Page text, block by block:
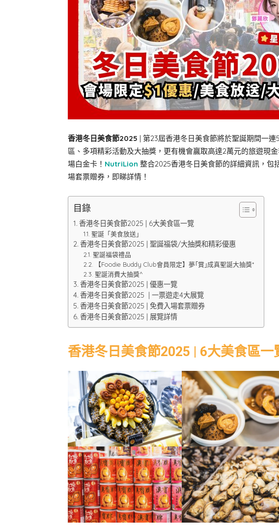
香港冬日美食節2025 | 第23屆香港冬日美食節將於聖誕期間一
區、多項精彩活動及大抽獎，更有機會贏取高達2萬元的旅遊現
場白金卡！ NutriLion 整合2025香港冬日美食節的詳細資訊，包
場套票贈券，即睇詳情！
目錄
香港冬日美食節2025 | 6大美食區一覽
聖誕「美食放送」
香港冬日美食節2025 | 聖誕福袋/大抽獎和精彩優惠
聖誕福袋禮品
【Foodie Buddy Club會員限定】夢｢賞｣成真聖誕大抽獎*
聖誕消費大抽獎^
香港冬日美食節2025 | 優惠一覽
香港冬日美食節2025 | 一票遊走4大展覽
香港冬日美食節2025 | 免費入場套票贈券
香港冬日美食節2025 | 展覽詳情
香港冬日美食節2025 | 6大美食區一